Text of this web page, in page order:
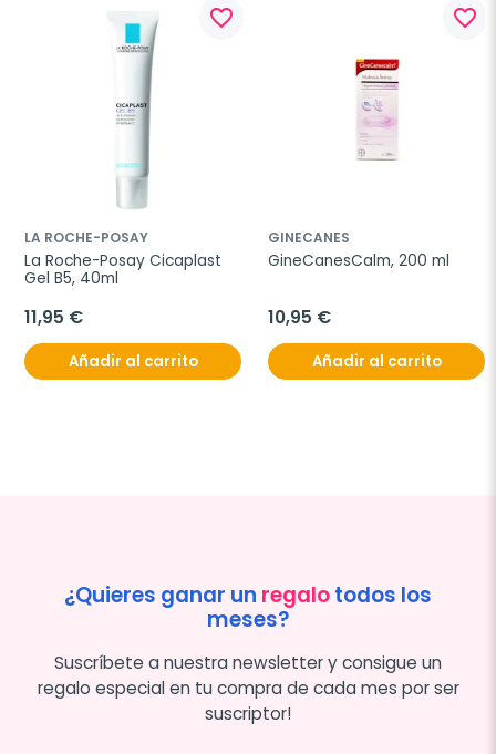
favorite_border
LA ROCHE-POSAY
La Roche-Posay Cicaplast
Gel B5, 40ml
11,95 €
Añadir al carrito
favorite_border
GINECANES
GineCanesCalm, 200 ml
10,95 €
Añadir al carrito
¿Quieres ganar un regalotodos los
meses?
Suscríbete a nuestra newsletter y consigue un
regalo especial en tu compra de cada mes por ser
suscriptor!